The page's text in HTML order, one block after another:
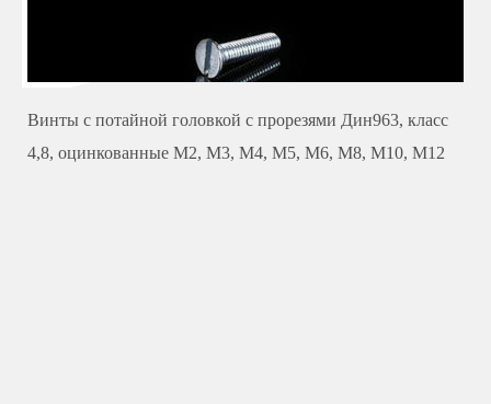
Винты с потайной головкой с прорезями Дин963, класс
4,8, оцинкованные М2, М3, М4, М5, М6, М8, М10, М12